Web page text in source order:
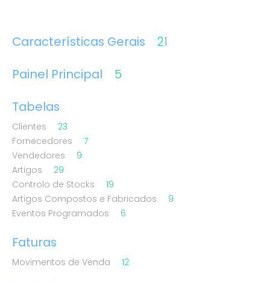
Características Gerais
21
Painel Principal
5
Tabelas
Clientes
23
Fornecedores
7
Vendedores
9
Artigos
29
Controlo de Stocks
19
Artigos Compostos e Fabricados
9
Eventos Programados
6
Faturas
Movimentos de Venda 12